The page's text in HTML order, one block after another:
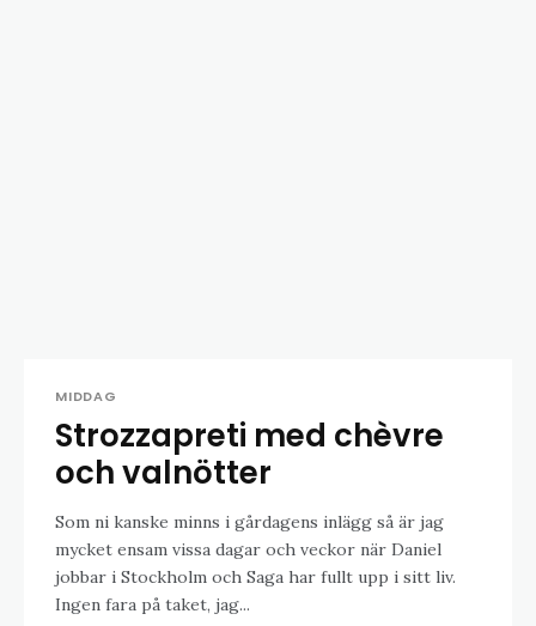
MIDDAG
Strozzapreti med chèvre
och valnötter
Som ni kanske minns i gårdagens inlägg så är jag
mycket ensam vissa dagar och veckor när Daniel
jobbar i Stockholm och Saga har fullt upp i sitt liv.
Ingen fara på taket, jag...